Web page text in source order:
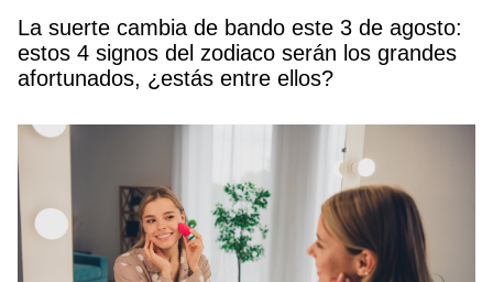
La suerte cambia de bando este 3 de agosto:
estos 4 signos del zodiaco serán los grandes
afortunados, ¿estás entre ellos?